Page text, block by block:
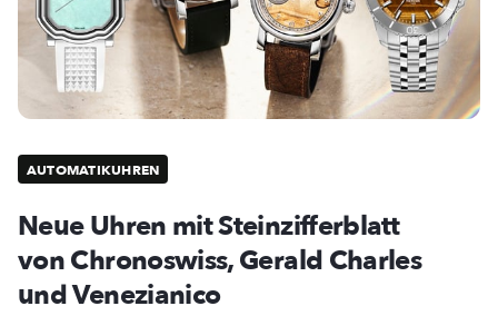
AUTOMATIKUHREN
Neue Uhren mit Steinzifferblatt
von Chronoswiss, Gerald Charles
und Venezianico